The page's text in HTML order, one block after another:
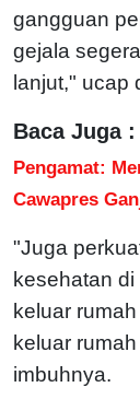
gangguan
gejala
lanjut," ucap
Baca Juga :
Pengamat:
Cawapres
"Juga
kesehatan
keluar
keluar
imbuhnya.